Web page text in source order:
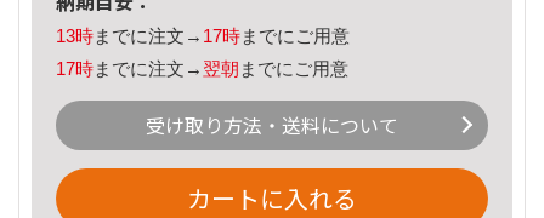
13時までに注文→ 17時までにご用意
17時までに注文→ 翌朝 までにご用意
受け取り方法・送料について
カートに入れる